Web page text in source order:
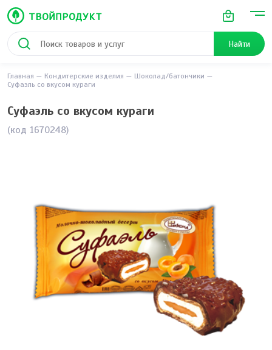
Найти
Главная Кондитерские изделия
Шоколад/батончики
Суфаэль со вкусом кураги
Суфаэль со вкусом кураги
(код 1670248)